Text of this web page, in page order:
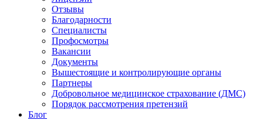
Отзывы
Благодарности
Специалисты
Профосмотры
Вакансии
Документы
Вышестоящие и контролирующие органы
Партнеры
Добровольное медицинское страхование (ДМС)
Порядок рассмотрения претензий
Блог